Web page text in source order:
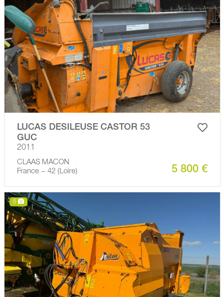
LUCAS DESILEUSE CASTOR 53
GUC
2011
CLAAS MACON
France − 42 (Loire)
5 800 €
5